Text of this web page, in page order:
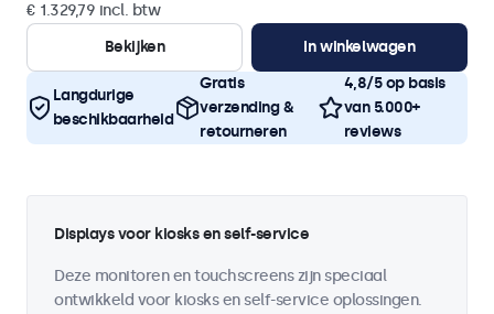
€ 1.329,79 incl. btw
Bekijken
In winkelwagen
Langdurige
beschikbaarheid
Gratis
verzending &
retourneren
4,8/5 op basis
van 5.000+
reviews
Displays voor kiosks en self-service
Deze monitoren en touchscreens zijn speciaal
ontwikkeld voor kiosks en self-service oplossingen.